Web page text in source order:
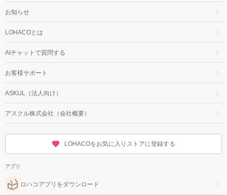
お知らせ
LOHACOとは
AIチャットで質問する
お客様サポート
ASKUL（法人向け）
アスクル株式会社（会社概要）
LOHACOをお気に入りストアに登録する
アプリ
ロハコアプリをダウンロード